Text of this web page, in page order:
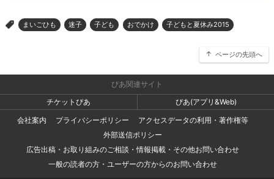
> まいごひも 迷子 子ども おでかけ 子どもと夏休み2015
ページの先頭へ
ぴあ関連サイト
チケットぴあ
ぴあ(アプリ&Web)
会社案内
プライバシーポリシー
アクセスデータの利用・著作権等
外部送信ポリシー
広告出稿・お取り組みのご相談・情報掲載・その他お問い合わせ
一般の読者の方・ユーザーの方からのお問い合わせ